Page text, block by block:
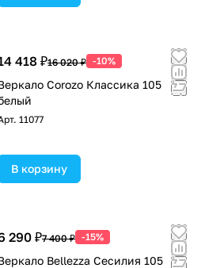
418 ₽16 020 ₽ -10%
Corozo Классика 105
11077
В корзину
290 ₽7 400 ₽ -15%
Bellezza Сесилия 105